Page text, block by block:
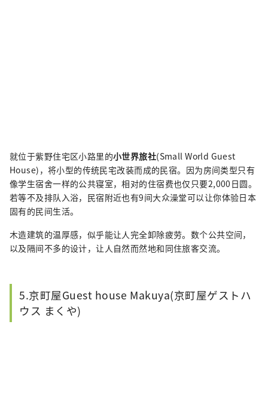
就位于紫野住宅区小路里的小世界旅社(Small World Guest
House)，将小型的传统民宅改装而成的民宿。因为房间类型只有
像学生宿舍一样的公共寝室，相对的住宿费也仅只要2,000日圆。
若等不及排队入浴，民宿附近也有9间大众澡堂可以让你体验日本
固有的民间生活。
木造建筑的温厚感，似乎能让人完全卸除疲劳。数个公共空间，
以及隔间不多的设计，让人自然而然地和同住旅客交流。
5.京町屋Guest house Makuya(京町屋ゲストハ
ウス まくや)